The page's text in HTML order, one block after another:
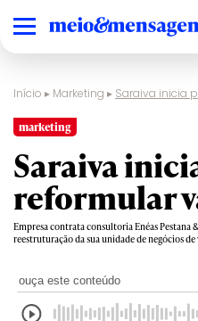
Início ▸ Marketing ▸ Saraiva inicia
marketing
Saraiva
reformular
Empresa contrata consultoria Enéas Pestana
reestruturação da sua unidade de negócios de
ouça este conteúdo